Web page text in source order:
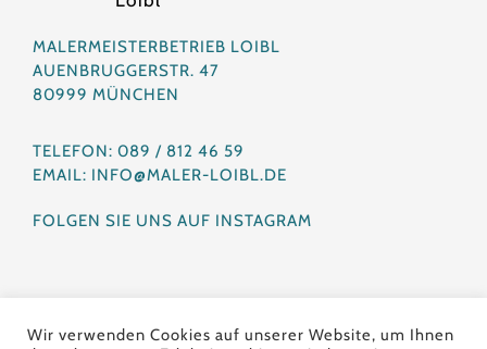
MALERMEISTERBETRIEB LOIBL
AUENBRUGGERSTR. 47
80999 MÜNCHEN
TELEFON: 089 / 812 46 59
EMAIL: INFO@MALER-LOIBL.DE
FOLGEN SIE UNS AUF INSTAGRAM
IMPRESSUM
Wir verwenden Cookies auf unserer Website, um Ihnen